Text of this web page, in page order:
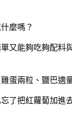
麼嗎？
又能夠吃夠配料
蛋兩粒、鹽巴適
了把紅蘿蔔加進